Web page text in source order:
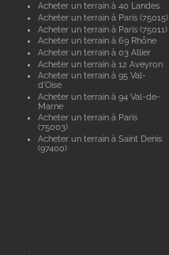
Acheter un terrain à 40 Landes
Acheter un terrain à Paris (75015)
Acheter un terrain à Paris (75011)
Acheter un terrain à 69 Rhône
Acheter un terrain à 03 Allier
Acheter un terrain à 12 Aveyron
Acheter un terrain à 95 Val-
d'Oise
Acheter un terrain à 94 Val-de-
Marne
Acheter un terrain à Paris
(75003)
Acheter un terrain à Saint Denis
(97400)